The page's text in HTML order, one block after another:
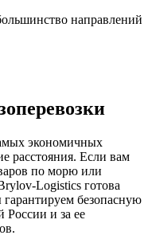
направлений
экономичных
расстояния. Если вам
по морю или
Logistics готова
безопасную
России и за ее